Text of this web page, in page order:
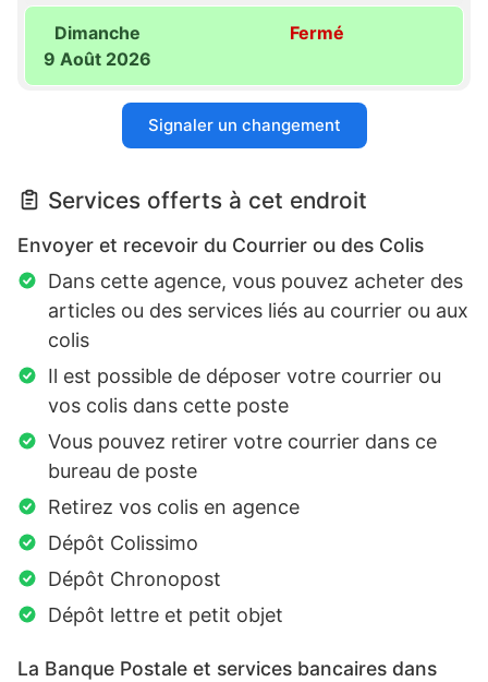
Dimanche
9 Août 2026
Fermé
Signaler un changement
Services offerts à cet endroit
Envoyer et recevoir du Courrier ou des Colis
Dans cette agence, vous pouvez acheter des
articles ou des services liés au courrier ou aux
colis
Il est possible de déposer votre courrier ou
vos colis dans cette poste
Vous pouvez retirer votre courrier dans ce
bureau de poste
Retirez vos colis en agence
Dépôt Colissimo
Dépôt Chronopost
Dépôt lettre et petit objet
La Banque Postale et services bancaires dans